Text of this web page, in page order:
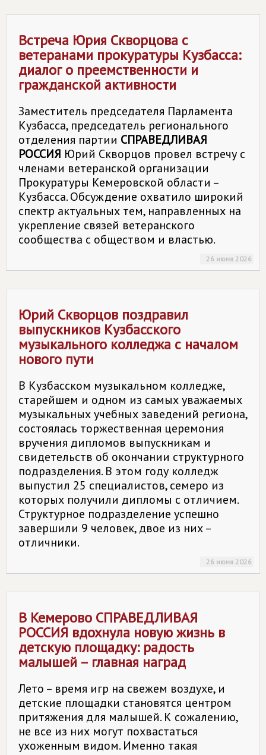
Встреча Юрия Скворцова с
ветеранами прокуратуры Кузбасса:
диалог о преемственности и
гражданской активности
Заместитель председателя Парламента
Кузбасса, председатель регионального
отделения партии СПРАВЕДЛИВАЯ
РОССИЯ Юрий Скворцов провел встречу с
членами ветеранской организации
Прокуратуры Кемеровской области –
Кузбасса. Обсуждение охватило широкий
спектр актуальных тем, направленных на
укрепление связей ветеранского
сообщества с обществом и властью.
26 июня 2026
Юрий Скворцов поздравил
выпускников Кузбасского
музыкального колледжа с началом
нового пути
В Кузбасском музыкальном колледже,
старейшем и одном из самых уважаемых
музыкальных учебных заведений региона,
состоялась торжественная церемония
вручения дипломов выпускникам и
свидетельств об окончании структурного
подразделения. В этом году колледж
выпустил 25 специалистов, семеро из
которых получили дипломы с отличием.
Структурное подразделение успешно
завершили 9 человек, двое из них –
отличники.
26 июня 2026
В Кемерово СПРАВЕДЛИВАЯ
РОССИЯ вдохнула новую жизнь в
детскую площадку: радость
малышей – главная наград
Лето – время игр на свежем воздухе, и
детские площадки становятся центром
притяжения для малышей. К сожалению,
не все из них могут похвастаться
ухоженным видом. Именно такая